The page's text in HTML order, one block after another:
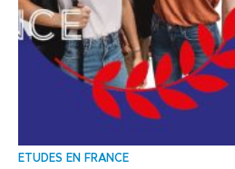
ΕTUDES EN FRANCE